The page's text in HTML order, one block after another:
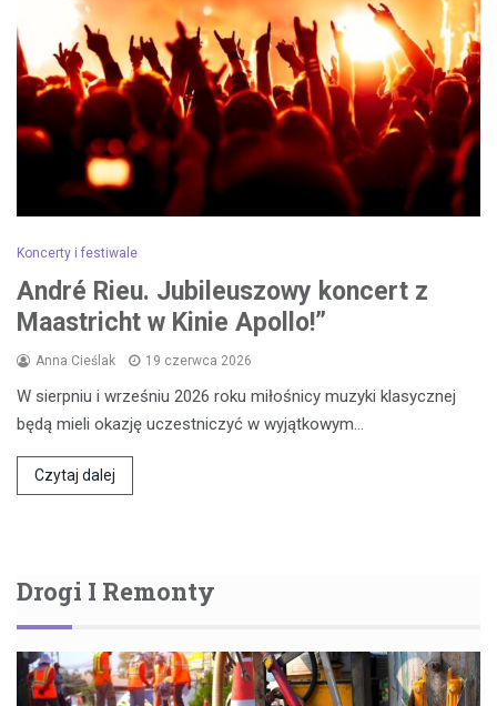
Koncerty i festiwale
André Rieu. Jubileuszowy koncert z
Maastricht w Kinie Apollo!”
Anna Cieślak 19 czerwca 2026
W sierpniu i wrześniu 2026 roku miłośnicy muzyki klasycznej
będą mieli okazję uczestniczyć w wyjątkowym…
Czytaj dalej
Drogi I Remonty